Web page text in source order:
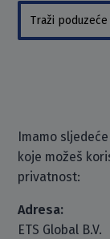
Imamo sljedeće
koje možeš
privatnost:
Adresa:
ETS Global B.V.